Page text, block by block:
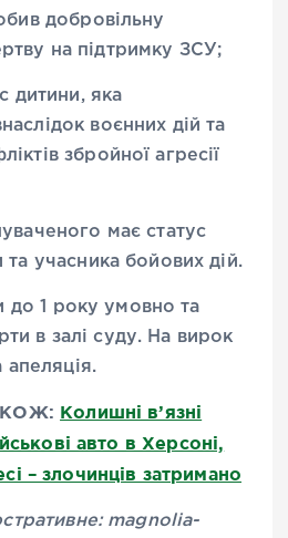
добровільну
на підтримку ЗСУ;
дитини, яка
воєнних дій та
збройної агресії
має статус
та учасника бойових дій.
до 1 року умовно та
в залі суду. На вирок
Колишні в’язні
авто в Херсоні,
– злочинців затримано
magnolia-